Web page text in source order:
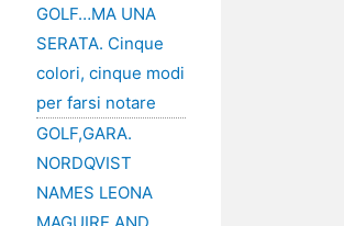
GOLF…MA UNA
SERATA. Cinque
colori, cinque modi
per farsi notare
GOLF,GARA.
NORDQVIST
NAMES LEONA